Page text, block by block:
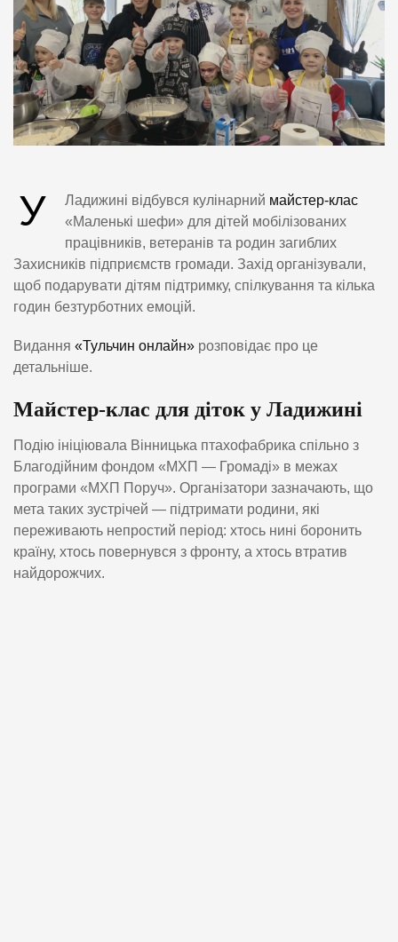
У Ладижині відбувся кулінарний майстер-клас
«Маленькі шефи» для дітей мобілізованих
працівників, ветеранів та родин загиблих
Захисників підприємств громади. Захід організували,
щоб подарувати дітям підтримку, спілкування та кілька
годин безтурботних емоцій.
Видання «Тульчин онлайн» розповідає про це
детальніше.
Майстер-клас для діток у Ладижині
Подію ініціювала Вінницька птахофабрика спільно з
Благодійним фондом «МХП — Громаді» в межах
програми «МХП Поруч». Організатори зазначають, що
мета таких зустрічей — підтримати родини, які
переживають непростий період: хтось нині боронить
країну, хтось повернувся з фронту, а хтось втратив
найдорожчих.